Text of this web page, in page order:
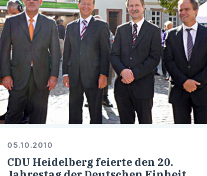
05.10.2010
CDU Heidelberg feierte den 20.